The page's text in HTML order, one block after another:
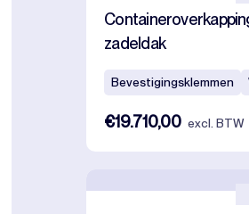
zadeldak
Bevestigingsklemmen
€19.710,00 excl. BTW